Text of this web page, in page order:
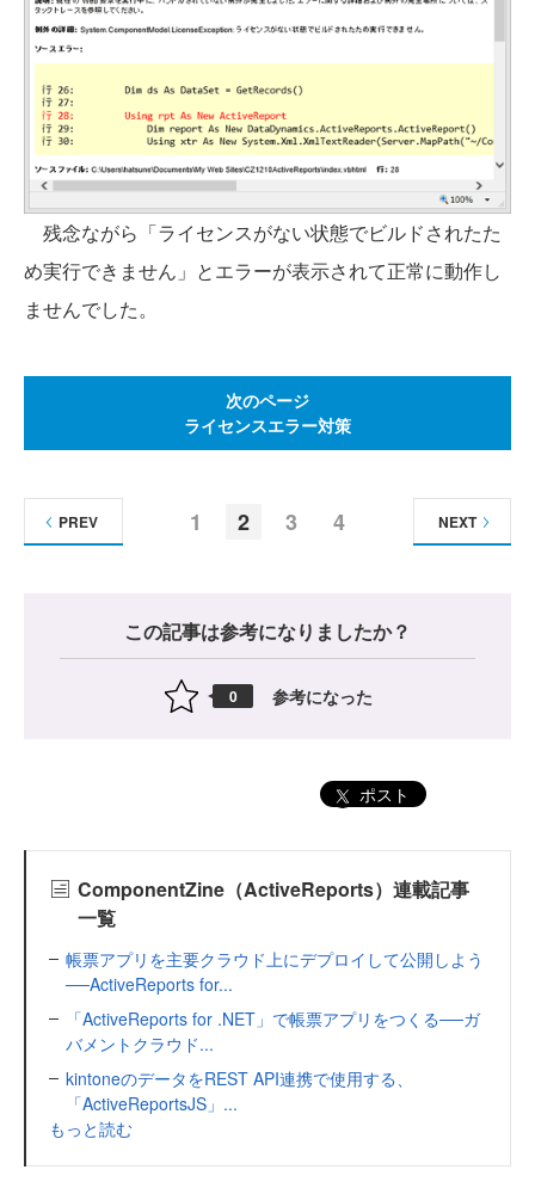
残念ながら「ライセンスがない状態でビルドされたた
め実行できません」とエラーが表示されて正常に動作し
ませんでした。
次のページ
ライセンスエラー対策
1 2 3 4
PREV NEXT
この記事は参考になりましたか？
0 参考になった
ポスト
ComponentZine（ActiveReports）連載記事
一覧
帳票アプリを主要クラウド上にデプロイして公開しよう
──ActiveReports for...
「ActiveReports for .NET」で帳票アプリをつくる──ガ
バメントクラウド...
kintoneのデータをREST API連携で使用する、
「ActiveReportsJS」...
もっと読む